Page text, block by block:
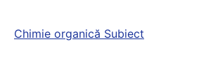
Chimie organică Subiect